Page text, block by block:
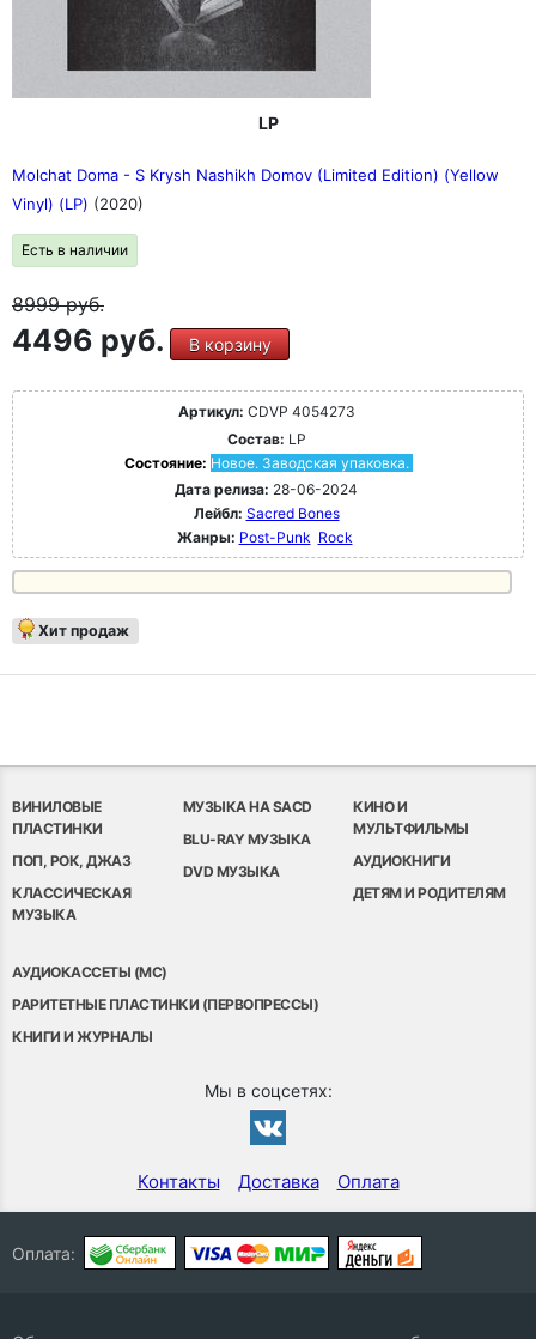
LP
Molchat Doma - S Krysh Nashikh Domov (Limited Edition) (Yellow
Vinyl) (LP) (2020)
Есть в наличии
8999руб.
4496 руб. В корзину
Артикул: CDVP 4054273
Состав: LP
Состояние: Новое. Заводская упаковка.
Дата релиза: 28-06-2024
Лейбл: Sacred Bones
Жанры: Post-Punk Rock
Хит продаж
ВИНИЛОВЫЕ
ПЛАСТИНКИ
ПОП, РОК, ДЖАЗ
КЛАССИЧЕСКАЯ
МУЗЫКА
МУЗЫКА НА SACD
BLU-RAY МУЗЫКА
DVD МУЗЫКА
КИНО И
МУЛЬТФИЛЬМЫ
АУДИОКНИГИ
ДЕТЯМ И РОДИТЕЛЯМ
АУДИОКАССЕТЫ (MC)
РАРИТЕТНЫЕ ПЛАСТИНКИ (ПЕРВОПРЕССЫ)
КНИГИ И ЖУРНАЛЫ
Мы в соцсетях:
Контакты Доставка Оплата
Оплата: